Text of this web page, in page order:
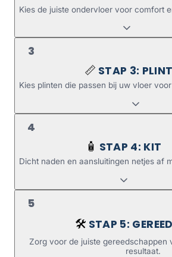
Kies de juiste ondervloer voor comfort
3
📏 STAP 3:
Kies plinten die passen bij uw vloer
4
🧴 STAP 4: KIT
Dicht naden en aansluitingen netjes af
5
🛠️ STAP 5:
Zorg voor de juiste gereedschappen
resultaat.